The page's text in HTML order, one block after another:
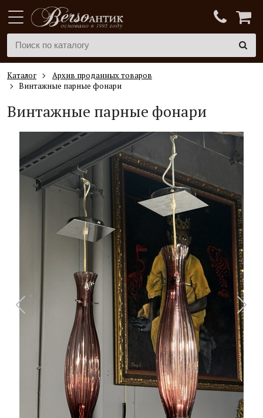
Каталог
Архив проданных товаров
Винтажные парные фонари
Винтажные парные фонари